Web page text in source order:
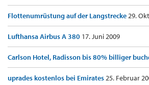
Flottenumrüstung auf der Langstrecke29.
Lufthansa Airbus A 380 17. Juni 2009
Carlson Hotel, Radisson bis 80% billiger
uprades kostenlos bei Emirates25. Februar